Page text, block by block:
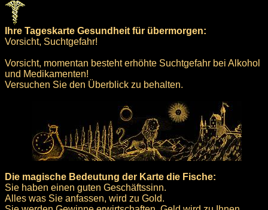
Ihre Tageskarte Gesundheit für übermorgen:
Vorsicht, Suchtgefahr!
Vorsicht, momentan besteht erhöhte Suchtgefahr bei Alkohol
und Medikamenten!
Versuchen Sie den Überblick zu behalten.
Die magische Bedeutung der Karte die Fische:
Sie haben einen guten Geschäftssinn.
Alles was Sie anfassen, wird zu Gold.